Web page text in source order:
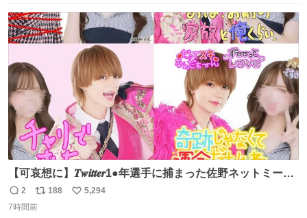
ト
数
数
【可哀想に】𝑻𝒘𝒊𝒕𝒕𝒆𝒓1●年選手に捕まった佐野ネットミーム
勇斗さんのコラボプリ
返
信
2
リ
ポ
188
い
5,294
7時間前